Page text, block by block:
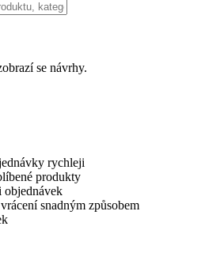
se návrhy.
rychleji
produkty
snadným způsobem